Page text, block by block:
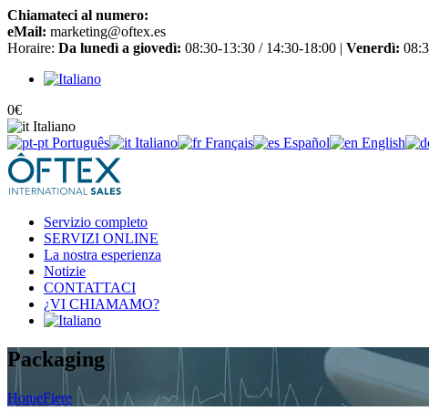
Chiamateci al numero:
eMail: marketing@oftex.es
Horaire: Da lunedì a giovedì: 08:30-13:30 / 14:30-18:00 | Venerdì:
0€
Italiano
Português
Italiano Français Español English
Servizio completo
SERVIZI ONLINE
La nostra esperienza
Notizie
CONTATTACI
¿VI CHIAMAMO?
Packaging
HomeFiere